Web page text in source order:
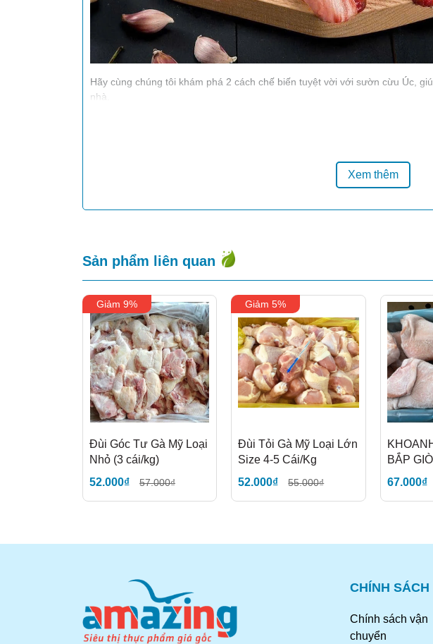
Hãy cùng chúng tôi khám phá 2 cách chế biến tuyệt vời với sườn cừu Úc,
nhà.
500g sườn cừu Úc
Nước cốt chanh
1 muỗng canh mật ong
Cách làm:
Xem thêm
Sản phẩm liên quan
Giảm 9%
Đùi Góc Tư Gà Mỹ Loại
Nhỏ (3 cái/kg)
52.000₫
57.000₫
Giảm 5%
Đùi Tỏi Gà Mỹ Loại Lớn
Size 4-5 Cái/Kg
52.000₫
55.000₫
BẮP
67.000₫
CHÍNH SÁCH
Chính sách vận
chuyển